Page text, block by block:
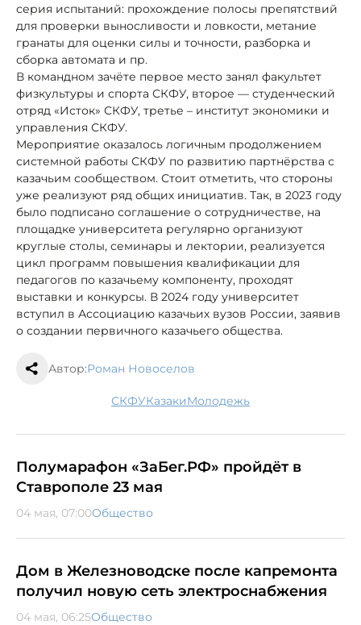
серия испытаний: прохождение полосы препятствий
для проверки выносливости и ловкости, метание
гранаты для оценки силы и точности, разборка и
сборка автомата и пр.
В командном зачёте первое место занял факультет
физкультуры и спорта СКФУ, второе — студенческий
отряд «Исток» СКФУ, третье – институт экономики и
управления СКФУ.
Мероприятие оказалось логичным продолжением
системной работы СКФУ по развитию партнёрства с
казачьим сообществом. Стоит отметить, что стороны
уже реализуют ряд общих инициатив. Так, в 2023 году
было подписано соглашение о сотрудничестве, на
площадке университета регулярно организуют
круглые столы, семинары и лектории, реализуется
цикл программ повышения квалификации для
педагогов по казачьему компоненту, проходят
выставки и конкурсы. В 2024 году университет
вступил в Ассоциацию казачьих вузов России, заявив
о создании первичного казачьего общества.
Автор:Роман Новоселов
СКФУ казаки молодежь
Полумарафон «ЗаБег.РФ» пройдёт в
Ставрополе 23 мая
04 мая, 07:00Общество
Дом в Железноводске после капремонта
получил новую сеть электроснабжения
04 мая, 06:25Общество